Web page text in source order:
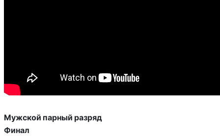
Мужской парный разряд
Финал